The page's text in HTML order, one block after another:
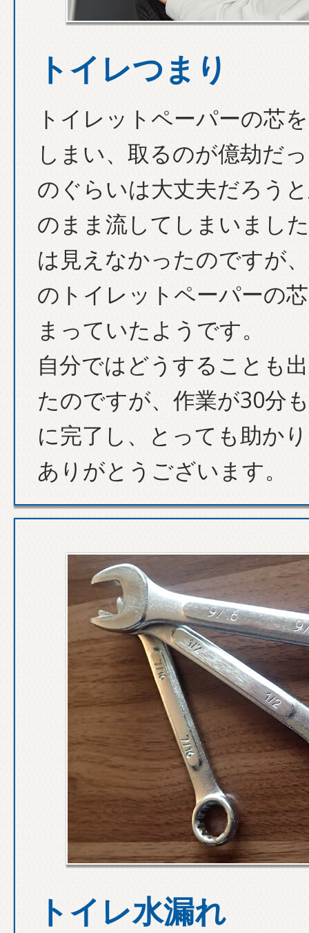
トイレつまり
トイレットペーパーの芯
しまい、取るのが億劫だ
のぐらいは大丈夫だろう
のまま流してしまいまし
は見えなかったのですが
のトイレットペーパーの
まっていたようです。
自分ではどうすることも
たのですが、作業が30分
に完了し、とっても助か
ありがとうございます。
トイレ水漏れ